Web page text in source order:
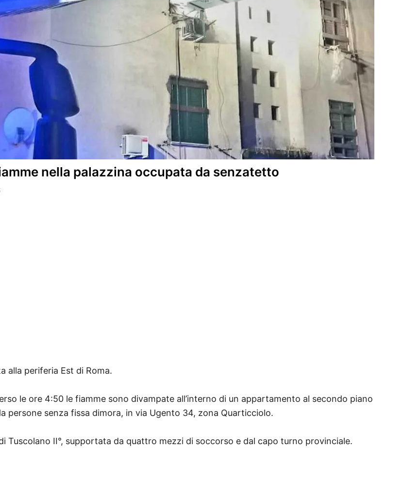
nella palazzina occupata da senzatetto
alla periferia Est di Roma.
le ore 4:50 le fiamme sono divampate all’interno di un appartamento al secondo piano
persone senza fissa dimora, in via Ugento 34, zona Quarticciolo.
Tuscolano II°, supportata da quattro mezzi di soccorso e dal capo turno provinciale.